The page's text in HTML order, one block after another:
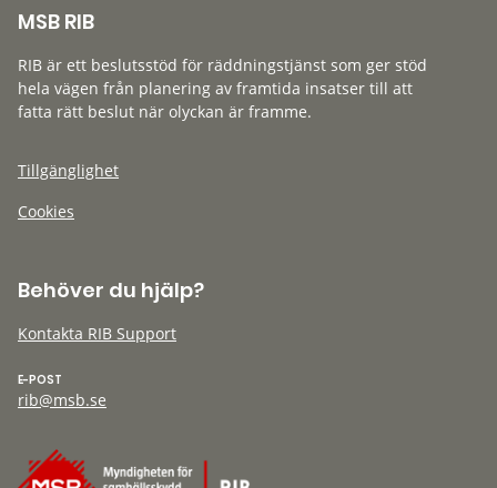
MSB RIB
RIB är ett beslutsstöd för räddningstjänst som ger stöd
hela vägen från planering av framtida insatser till att
fatta rätt beslut när olyckan är framme.
Tillgänglighet
Cookies
Behöver du hjälp?
Kontakta RIB Support
E-POST
rib@msb.se